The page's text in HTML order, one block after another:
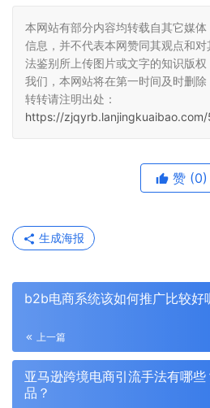
本网站有部分内容均转载自其它媒
信息，并不代表本网赞同其观点和
法鉴别所上传图片或文字的知识版
我们，本网站将在第一时间及时删除
转转请注明出处：
https://zjqyrb.lanjingkuaibao.com/
赞 (0)
生成海报
b2b电商系统该如何推广比较好
上一篇
亚马逊跨境电商引流手法有哪
品？